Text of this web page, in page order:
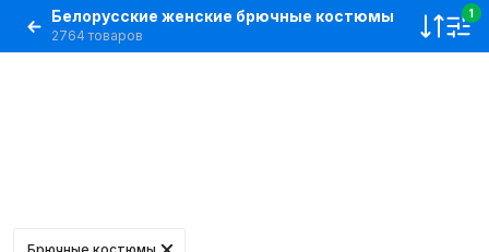
Белорусские женские брючные костюмы
2764 товаров
1